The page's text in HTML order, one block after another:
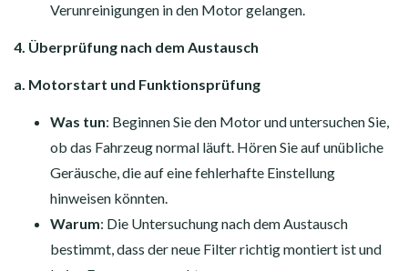
Verunreinigungen in den Motor gelangen.
4. Überprüfung nach dem Austausch
a. Motorstart und Funktionsprüfung
Was tun: Beginnen Sie den Motor und untersuchen Sie,
ob das Fahrzeug normal läuft. Hören Sie auf unübliche
Geräusche, die auf eine fehlerhafte Einstellung
hinweisen könnten.
Warum: Die Untersuchung nach dem Austausch
bestimmt, dass der neue Filter richtig montiert ist und